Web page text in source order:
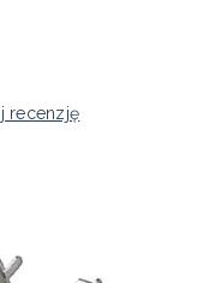
recenzję